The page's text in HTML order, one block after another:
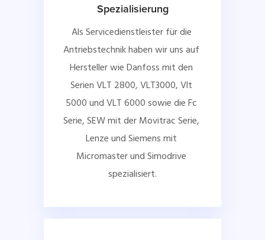
Spezialisierung
Als Servicedienstleister für die
Antriebstechnik haben wir uns auf
Hersteller wie Danfoss mit den
Serien VLT 2800, VLT3000, Vlt
5000 und VLT 6000 sowie die Fc
Serie, SEW mit der Movitrac Serie,
Lenze und Siemens mit
Micromaster und Simodrive
spezialisiert.